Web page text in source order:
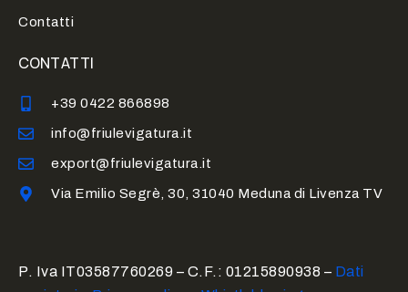
Contatti
CONTATTI
+39 0422 866898
info@friulevigatura.it
export@friulevigatura.it
Via Emilio Segrè, 30, 31040 Meduna di Livenza TV
P. Iva IT03587760269 – C.F.: 01215890938 – Dati